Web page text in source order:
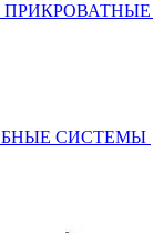
СИСТЕМЫ